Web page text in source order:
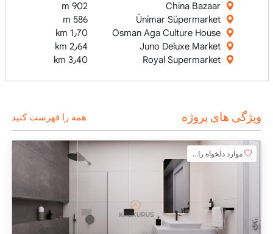
China Bazaar
902 m
Ünimar Süpermarket
586 m
Osman Aga Culture House
1٫70 km
Juno Deluxe Market
2٫64 km
Royal Supermarket
3٫40 km
ویژگی های پروژه همه را فهرست کنید
موارد دلخواه را اضافه کنید